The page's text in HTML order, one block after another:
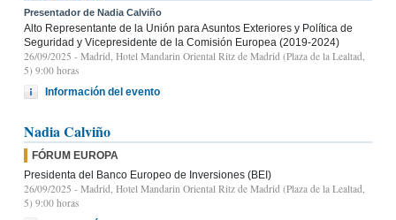
Presentador de Nadia Calviño
Alto Representante de la Unión para Asuntos Exteriores y Política de
Seguridad y Vicepresidente de la Comisión Europea (2019-2024)
26/09/2025 - Madrid, Hotel Mandarin Oriental Ritz de Madrid (Plaza de la Lealtad,
5) 9:00 horas
Información del evento
Nadia Calviño
FÓRUM EUROPA
Presidenta del Banco Europeo de Inversiones (BEI)
26/09/2025 - Madrid, Hotel Mandarin Oriental Ritz de Madrid (Plaza de la Lealtad,
5) 9:00 horas